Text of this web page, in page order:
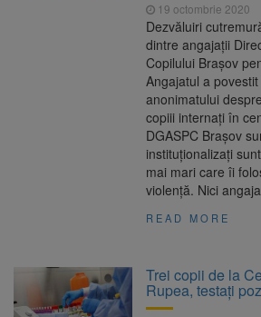
19 octombrie 2020
Dezvăluiri
dintre angajații
Copilului Brașov
Angajatul a
anonimatului
copiii internați în
DGASPC Brașov
instituționalizați
mai mari care îi
violență. Nici
READ MORE
Trei copii de la
Rupea, testați